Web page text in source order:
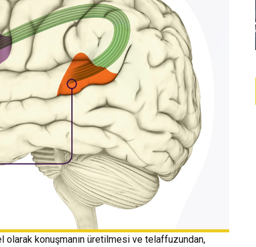
olarak konuşmanın üretilmesi ve telaffuzundan,